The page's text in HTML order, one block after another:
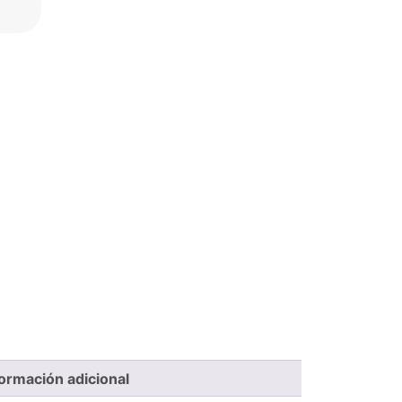
adicional